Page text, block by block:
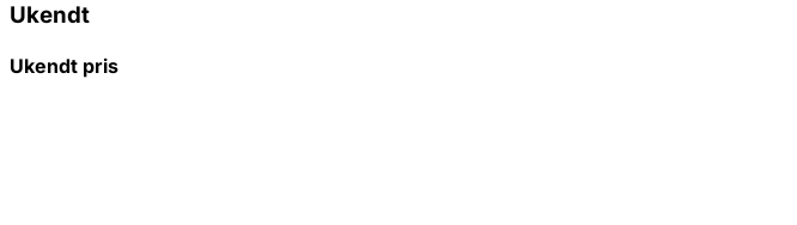
Ukendt
Ukendt pris